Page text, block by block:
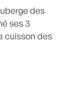
des
ses 3
cuisson des